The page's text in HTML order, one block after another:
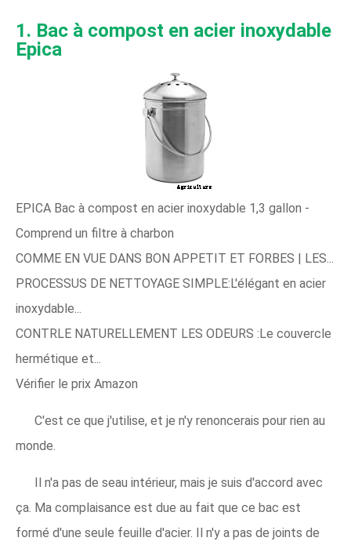
1. Bac à compost en acier inoxydable
Epica
EPICA Bac à compost en acier inoxydable 1,3 gallon -
Comprend un filtre à charbon
COMME EN VUE DANS BON APPETIT ET FORBES | LES...
PROCESSUS DE NETTOYAGE SIMPLE:L'élégant en acier
inoxydable...
CONTRLE NATURELLEMENT LES ODEURS :Le couvercle
hermétique et...
Vérifier le prix Amazon
C'est ce que j'utilise, et je n'y renoncerais pour rien au
monde.
Il n'a pas de seau intérieur, mais je suis d'accord avec
ça. Ma complaisance est due au fait que ce bac est
formé d'une seule feuille d'acier. Il n'y a pas de joints de